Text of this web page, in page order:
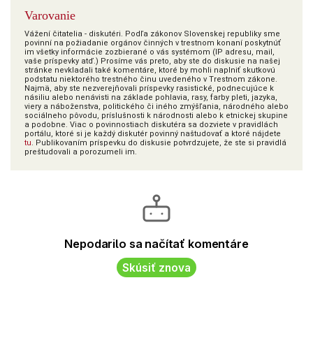
Varovanie
Vážení čitatelia - diskutéri. Podľa zákonov Slovenskej republiky sme
povinní na požiadanie orgánov činných v trestnom konaní poskytnúť
im všetky informácie zozbierané o vás systémom (IP adresu, mail,
vaše príspevky atď.) Prosíme vás preto, aby ste do diskusie na našej
stránke nevkladali také komentáre, ktoré by mohli naplniť skutkovú
podstatu niektorého trestného činu uvedeného v Trestnom zákone.
Najmä, aby ste nezverejňovali príspevky rasistické, podnecujúce k
násiliu alebo nenávisti na základe pohlavia, rasy, farby pleti, jazyka,
viery a náboženstva, politického či iného zmýšľania, národného alebo
sociálneho pôvodu, príslušnosti k národnosti alebo k etnickej skupine
a podobne. Viac o povinnostiach diskutéra sa dozviete v pravidlách
portálu, ktoré si je každý diskutér povinný naštudovať a ktoré nájdete
tu. Publikovaním príspevku do diskusie potvrdzujete, že ste si pravidlá
preštudovali a porozumeli im.